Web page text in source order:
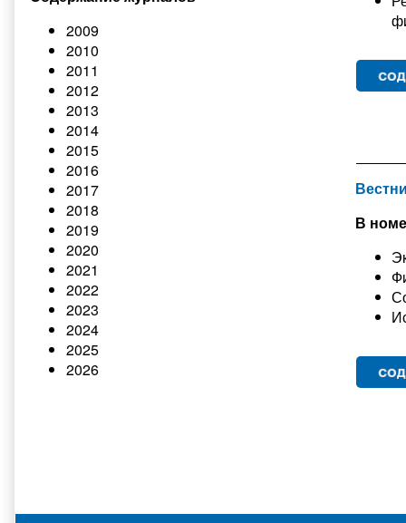
В
2009
2010
2011
2012
2013
2014
2015
2016
2017
2018
2019
2020
2021
2022
2023
2024
2025
2026